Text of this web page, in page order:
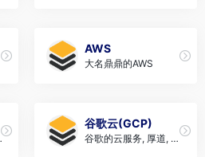
AWS
大名鼎鼎的AWS
谷歌云(GCP)
谷歌的云服务, 厚道, 大